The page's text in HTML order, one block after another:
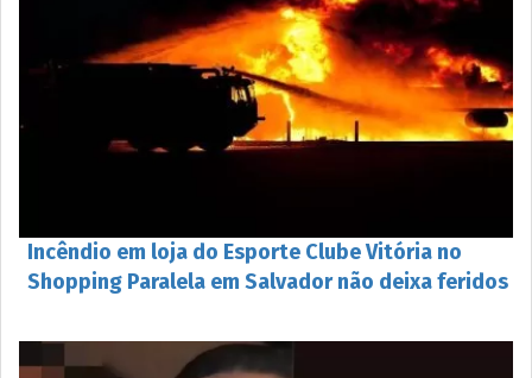
Incêndio em loja do Esporte Clube Vitória no
Shopping Paralela em Salvador não deixa feridos